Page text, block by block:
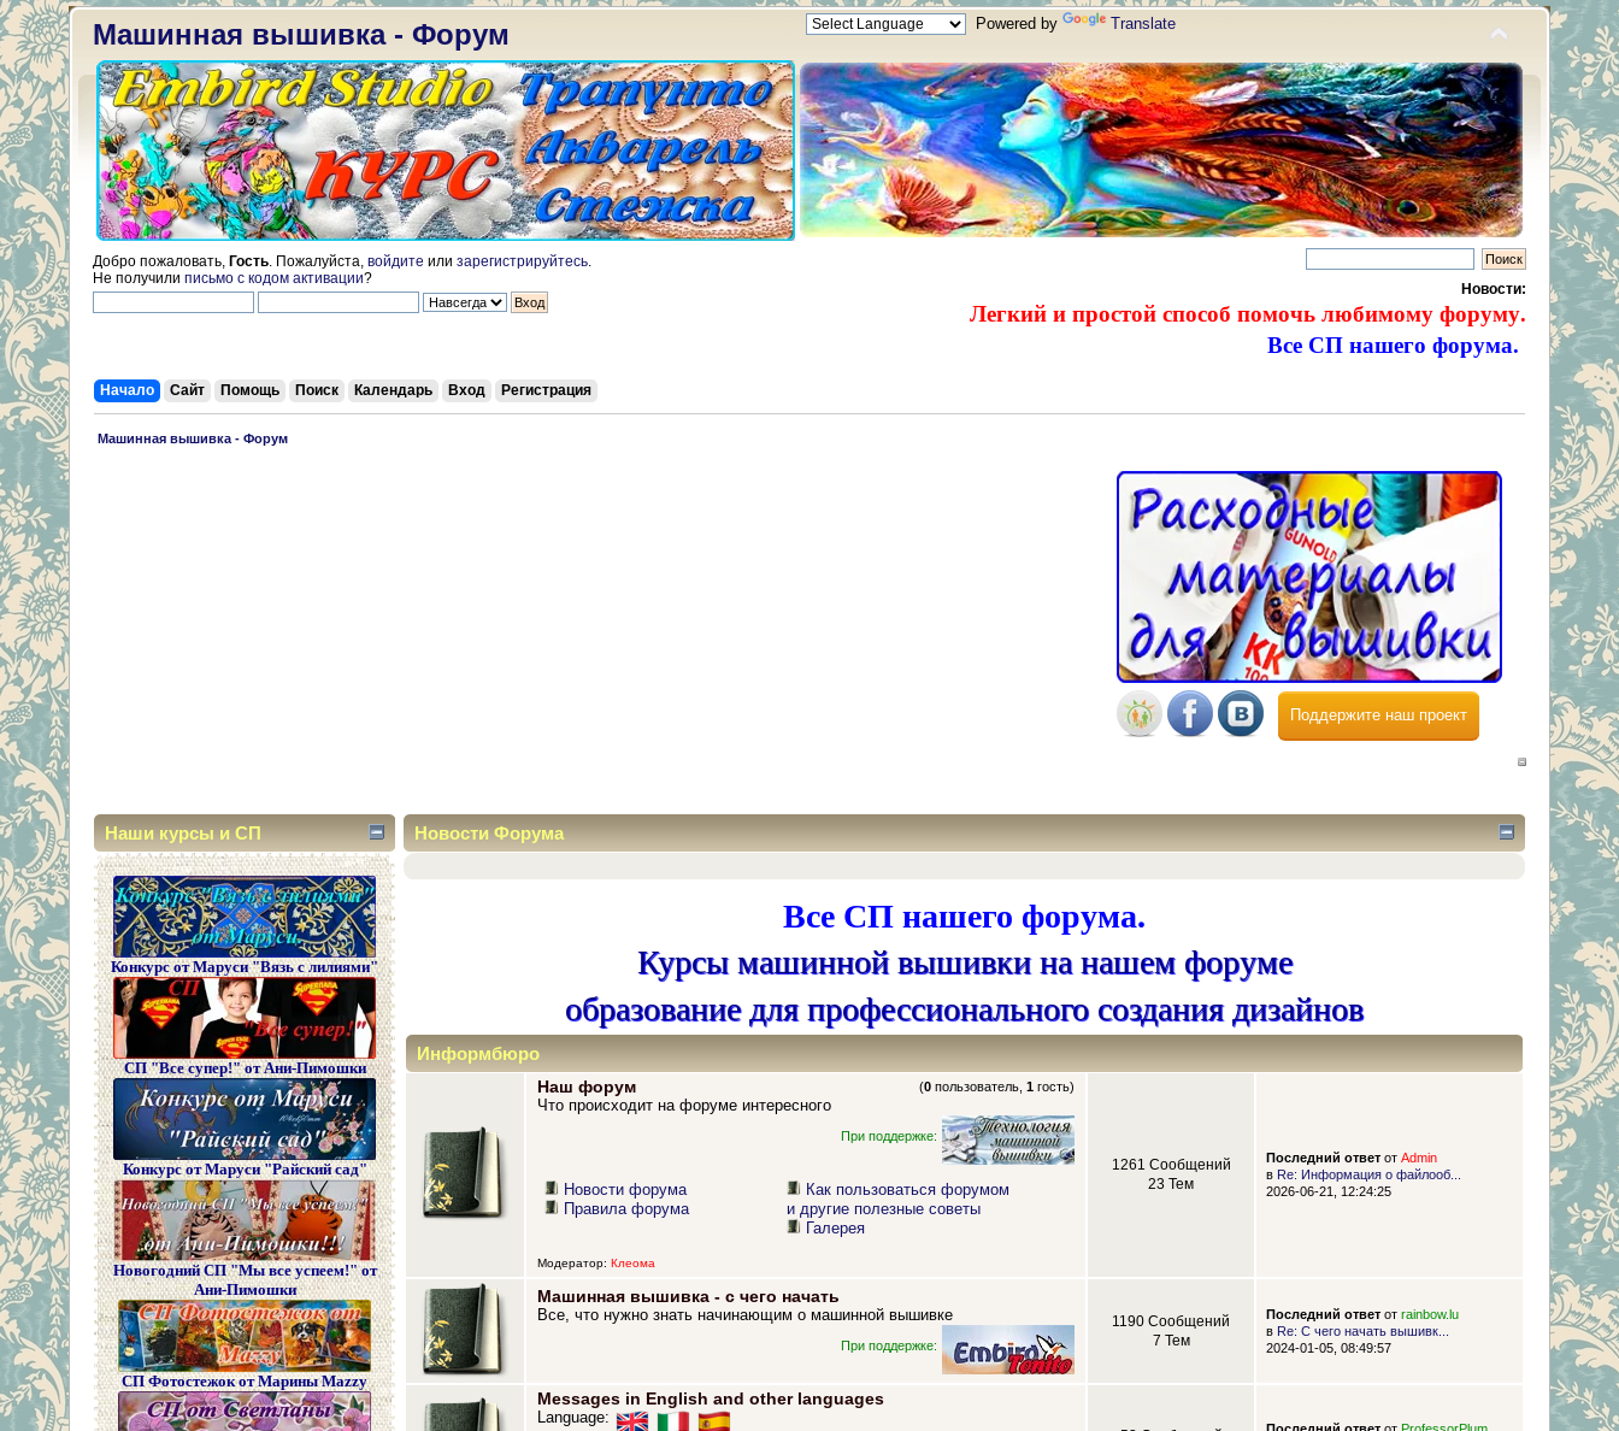
Машинная вышивка - Форум Powered by Translate
Добро пожаловать, Гость . Пожалуйста, войдите или зарегистрируйтесь
Не получили письмо с кодом активации?
Новости:
Легкий и простой способ помочь любимому форуму.
Все СП нашего форума.
Начало Сайт Помощь Поиск Календарь Вход Регистрация
Машинная вышивка - Форум
Поддержите наш проект
Наши курсы и СП
Конкурс от Маруси "Вязь с лилиями"
СП "Все супер!" от Ани-Пимошки
Конкурс от Маруси "Райский сад"
Новогодний СП "Мы все успеем!" от
Ани-Пимошки
СП Фотостежок от Марины Mazzy
Новости Форума
Все СП нашего форума.
Курсы машинной вышивки на нашем форуме
образование для профессионального создания дизайнов
Информбюро
Наш форум (0 пользователь,1 гость)
Что происходит на форуме интересного
При поддержке:
Новости форума
Правила форума
Как пользоваться форумом
и другие полезные советы
Галерея
Модератор: Клеома
1261 Сообщений
23 Тем
Последний ответот Admin
в Re: Информация о файлооб...
2026-06-21, 12:24:25
Машинная вышивка - с чего начать
Все, что нужно знать начинающим о машинной вышивке
При поддержке:
1190 Сообщений
7 Тем
Последний ответот rainbow.lu
в Re: С чего начать вышивк...
2024-01-05, 08:49:57
Messages in English and other languages
Language: